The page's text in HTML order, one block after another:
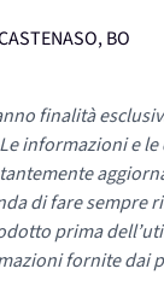
BO
finalità
informazioni e
di fare
prima
fornite dai